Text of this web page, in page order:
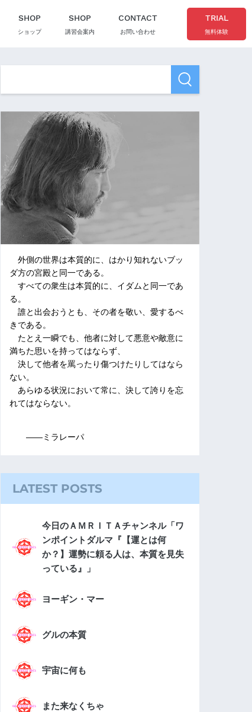
SHOP
ショップ
SHOP
講習会案内
CONTACT
お問い合わせ
TRIAL
無料体験
外側の世界は本質的に、はかり知れないブッ
ダ方の宮殿と同一である。
すべての衆生は本質的に、イダムと同一であ
る。
誰と出会おうとも、その者を敬い、愛するべ
きである。
たとえ一瞬でも、他者に対して悪意や敵意に
満ちた思いを持ってはならず、
決して他者を罵ったり傷つけたりしてはなら
ない。
あらゆる状況において常に、決して誇りを忘
れてはならない。
――ミラレーパ
LATEST POSTS
今日のＡＭＲＩＴＡチャンネル「ワ
ンポイントダルマ『【運とは何
か？】運勢に頼る人は、本質を見失
っている』」
ヨーギン・マー
グルの本質
宇宙に何も
また来なくちゃ